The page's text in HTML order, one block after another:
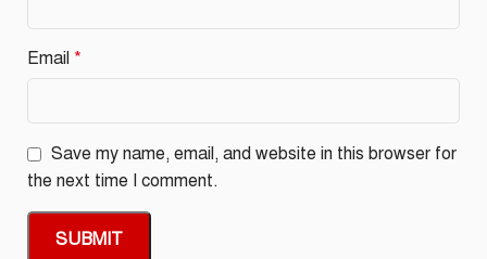
Email *
Save my name, email, and website in this browser for
the next time I comment.